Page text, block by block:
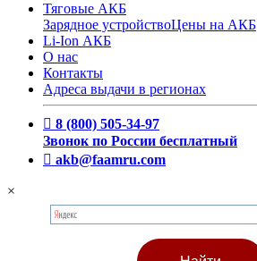
Тяговые АКБ
Зарядное устройствоЦены на АКБ
Li-Ion АКБ
О нас
Контакты
Адреса выдачи в регионах
8 (800) 505-34-97
Звонок по России бесплатный
akb@faamru.com
×